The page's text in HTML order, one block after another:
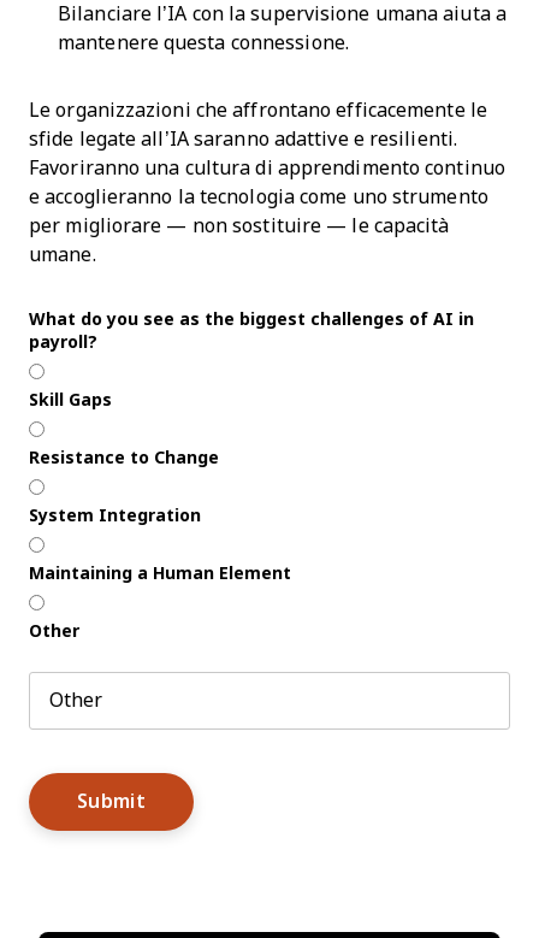
Bilanciare l’IA con la supervisione umana aiuta a
mantenere questa connessione.
Le organizzazioni che affrontano efficacemente le
sfide legate all’IA saranno adattive e resilienti.
Favoriranno una cultura di apprendimento continuo
e accoglieranno la tecnologia come uno strumento
per migliorare — non sostituire — le capacità
umane.
What do you see as the biggest challenges of AI in
payroll?
Skill Gaps
Resistance to Change
System Integration
Maintaining a Human Element
Other